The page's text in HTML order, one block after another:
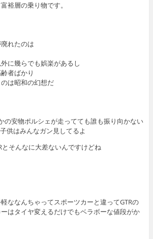
裕層の乗り物です。
れたのは
に幾らでも娯楽があるし
者ばかり
は昭和の幻想だ
の安物ポルシェが走ってても誰も振り向かない
供はみんなガン見してるよ
とそんなに大差ないんですけどね
ななんちゃってスポーツカーと違ってGTRの
はタイヤ変えるだけでもベラボーな値段がか